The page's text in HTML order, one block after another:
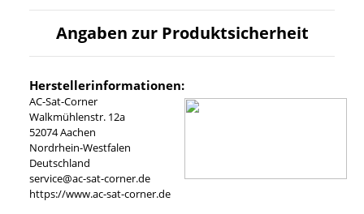
Angaben zur Produktsicherheit
Herstellerinformationen:
AC-Sat-Corner
Walkmühlenstr. 12a
52074 Aachen
Nordrhein-Westfalen
Deutschland
service@ac-sat-corner.de
https://www.ac-sat-corner.de